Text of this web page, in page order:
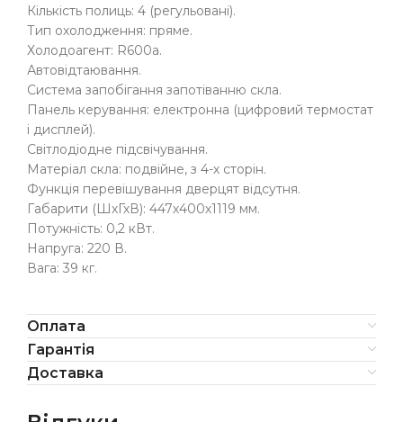
Кількість полиць: 4 (регульовані).
Тип охолодження: пряме.
Холодоагент: R600a.
Автовідтаювання.
Система запобігання запотіванню скла.
Панель керування: електронна (цифровий термостат
і дисплей).
Світлодіодне підсвічування.
Матеріал скла: подвійне, з 4-х сторін.
Функція перевішування дверцят відсутня.
Габарити (ШхГхВ): 447х400х1119 мм.
Потужність: 0,2 кВт.
Напруга: 220 В.
Вага: 39 кг.
Оплата
Гарантія
Доставка